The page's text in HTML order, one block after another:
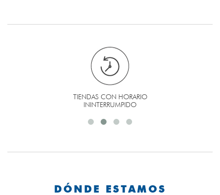
TIENDAS CON HORARIO
ININTERRUMPIDO
DÓNDE ESTAMOS